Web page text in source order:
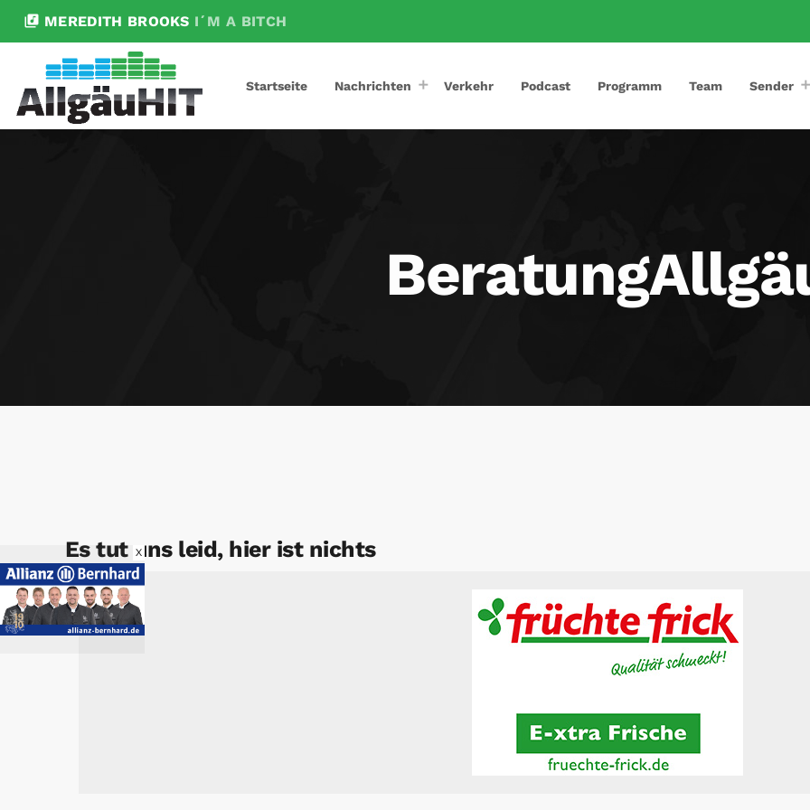
library_music MEREDITH BROOKS I´M A BITCH
Startseite Nachrichten Verkehr Podcast Programm Team Sender
Es tut uns leid, hier ist nichts
X